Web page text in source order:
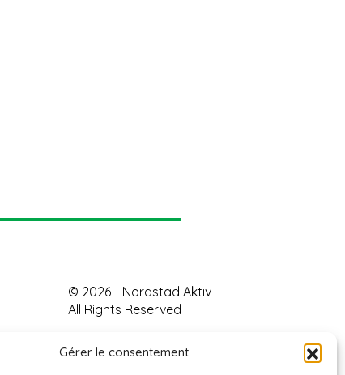
Gérer le consentement
© 2026 - Nordstad Aktiv+ -
All Rights Reserved